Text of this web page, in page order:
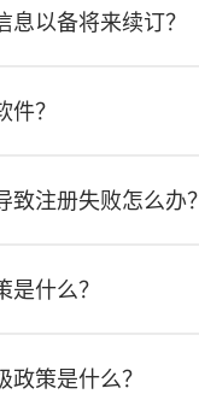
以备将来续订？
？
致注册失败怎么办？
什么？
策是什么？